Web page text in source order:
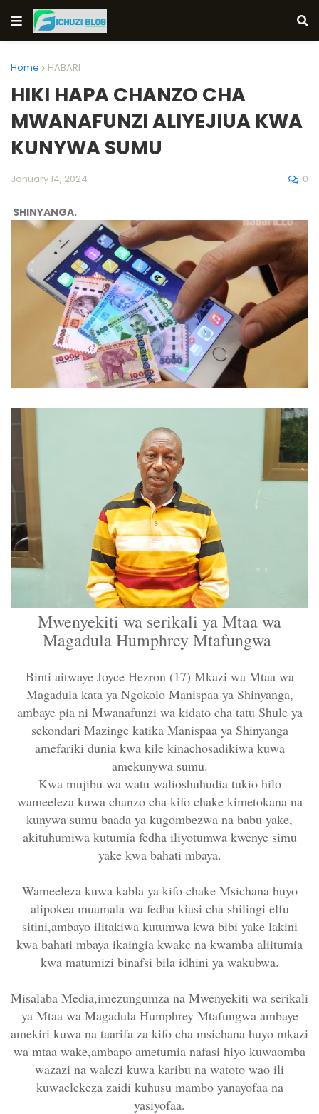
Home HABARI
HIKI HAPA CHANZO CHA
MWANAFUNZI ALIYEJIUA KWA
KUNYWA SUMU
January 14, 2024 0
SHINYANGA.
Mwenyekiti wa serikali ya Mtaa wa
Magadula Humphrey Mtafungwa
Binti aitwaye Joyce Hezron (17) Mkazi wa Mtaa wa
Magadula kata ya Ngokolo Manispaa ya Shinyanga,
ambaye pia ni Mwanafunzi wa kidato cha tatu Shule ya
sekondari Mazinge katika Manispaa ya Shinyanga
amefariki dunia kwa kile kinachosadikiwa kuwa
amekunywa sumu.
Kwa mujibu wa watu walioshuhudia tukio hilo
wameeleza kuwa chanzo cha kifo chake kimetokana na
kunywa sumu baada ya kugombezwa na babu yake,
akituhumiwa kutumia fedha iliyotumwa kwenye simu
yake kwa bahati mbaya.
Wameeleza kuwa kabla ya kifo chake Msichana huyo
alipokea muamala wa fedha kiasi cha shilingi elfu
sitini,ambayo ilitakiwa kutumwa kwa bibi yake lakini
kwa bahati mbaya ikaingia kwake na kwamba aliitumia
kwa matumizi binafsi bila idhini ya wakubwa.
Misalaba Media,imezungumza na Mwenyekiti wa serikali
ya Mtaa wa Magadula Humphrey Mtafungwa ambaye
amekiri kuwa na taarifa za kifo cha msichana huyo mkazi
wa mtaa wake,ambapo ametumia nafasi hiyo kuwaomba
wazazi na walezi kuwa karibu na watoto wao ili
kuwaelekeza zaidi kuhusu mambo yanayofaa na
yasiyofaa.